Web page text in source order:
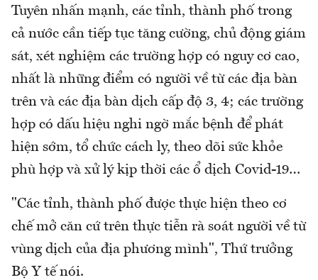
Tuyên nhấn mạnh, các tỉnh, thành phố trong
cả nước cần tiếp tục tăng cường, chủ động giám
sát, xét nghiệm các trường hợp có nguy cơ cao,
nhất là những điểm có người về từ các địa bàn
trên và các địa bàn dịch cấp độ 3, 4; các trường
hợp có dấu hiệu nghi ngờ mắc bệnh để phát
hiện sớm, tổ chức cách ly, theo dõi sức khỏe
phù hợp và xử lý kịp thời các ổ dịch Covid-19…
"Các tỉnh, thành phố được thực hiện theo cơ
chế mở căn cứ trên thực tiễn rà soát người về từ
vùng dịch của địa phương mình", Thứ trưởng
Bộ Y tế nói.